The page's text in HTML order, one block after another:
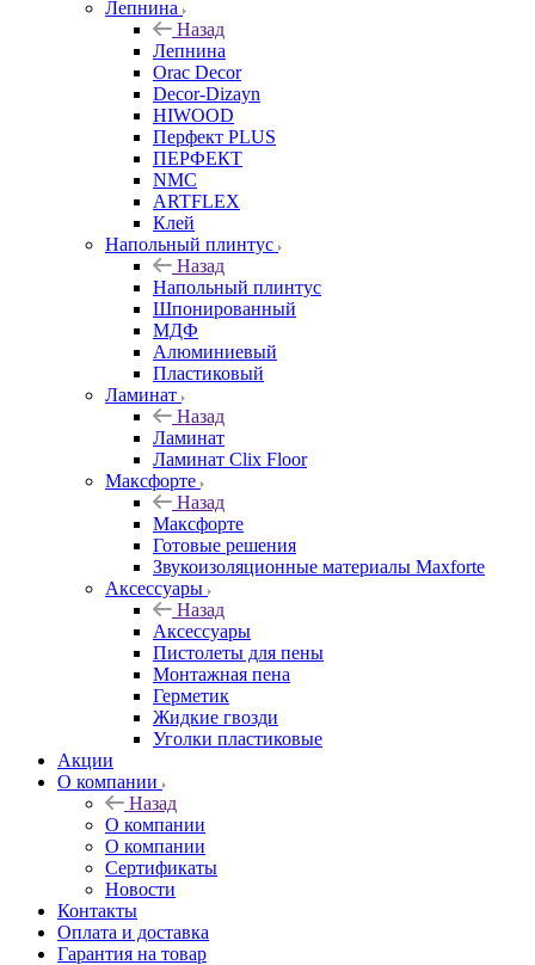
Лепнина
Назад
Лепнина
Orac Decor
Decor-Dizayn
HIWOOD
Перфект PLUS
ПЕРФЕКТ
NMC
ARTFLEX
Клей
Напольный плинтус
Назад
Напольный плинтус
Шпонированный
МДФ
Алюминиевый
Пластиковый
Ламинат
Назад
Ламинат
Ламинат Clix Floor
Максфорте
Назад
Максфорте
Готовые решения
Звукоизоляционные материалы Maxforte
Аксессуары
Назад
Аксессуары
Пистолеты для пены
Монтажная пена
Герметик
Жидкие гвозди
Уголки пластиковые
Акции
О компании
Назад
О компании
О компании
Сертификаты
Новости
Контакты
Оплата и доставка
Гарантия на товар